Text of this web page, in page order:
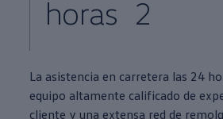
horas ⁠ 2
La asistencia en carretera las 24
equipo altamente calificado de
cliente y una extensa red de